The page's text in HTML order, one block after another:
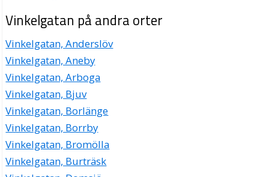
Vinkelgatan på andra orter
Vinkelgatan, Anderslöv
Vinkelgatan, Aneby
Vinkelgatan, Arboga
Vinkelgatan, Bjuv
Vinkelgatan, Borlänge
Vinkelgatan, Borrby
Vinkelgatan, Bromölla
Vinkelgatan, Burträsk